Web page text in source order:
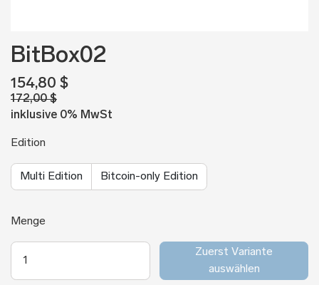
BitBox02
154,80 $
172,00 $
inklusive 0% MwSt
Edition
Multi Edition Bitcoin-only Edition
Menge
Zuerst Variante
auswählen